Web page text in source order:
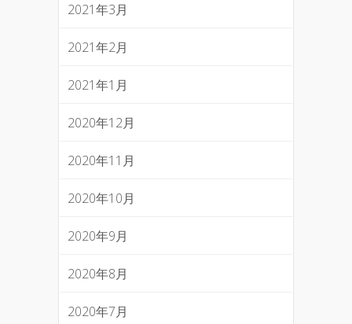
2021年3月
2021年2月
2021年1月
2020年12月
2020年11月
2020年10月
2020年9月
2020年8月
2020年7月